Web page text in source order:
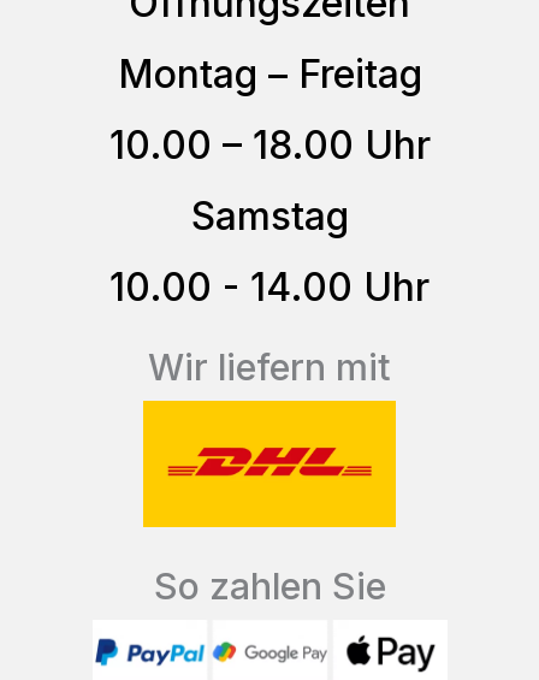
Die
können
auf
der
Produktseite
werden
Montag – Freitag
10.00 – 18.00 Uhr
Samstag
10.00 - 14.00 Uhr
Wir liefern mit
So zahlen Sie